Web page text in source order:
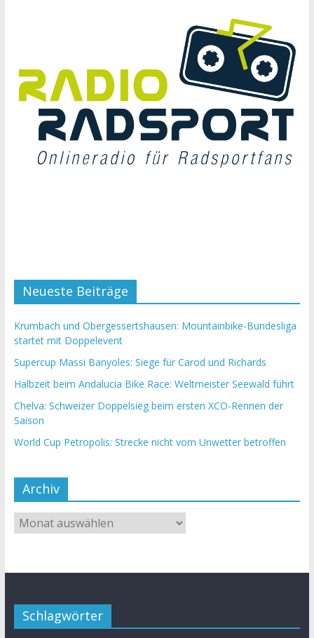
Neueste Beiträge
Krumbach und Obergessertshausen: Mountainbike-Bundesliga
startet mit Doppelevent
Supercup Massi Banyoles: Siege für Carod und Richards
Halbzeit beim Andalucia Bike Race: Weltmeister Seewald führt
Chelva: Schweizer Doppelsieg beim ersten XCO-Rennen der
Saison
World Cup Petropolis: Strecke nicht vom Unwetter betroffen
Archiv
Schlagwörter